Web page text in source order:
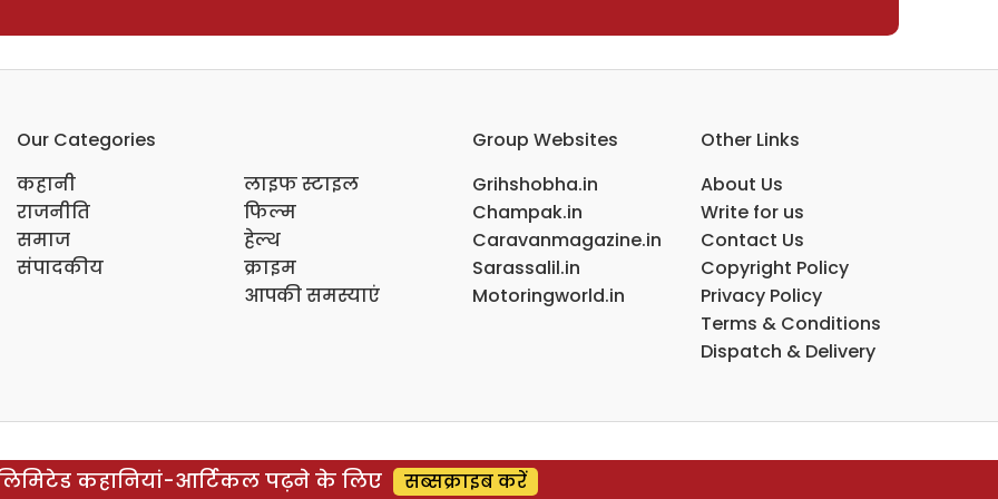
Our Categories
कहानी
राजनीति
समाज
संपादकीय
लाइफ स्टाइल
फिल्म
हेल्थ
क्राइम
आपकी समस्याएं
Group Websites
Grihshobha.in
Champak.in
Caravanmagazine.in
Sarassalil.in
Motoringworld.in
Other Links
About Us
Write for us
Contact Us
Copyright Policy
Privacy Policy
Terms & Conditions
Dispatch & Delivery
कहानियां-आर्टिकल पढ़ने के लिए सब्सक्राइब करें